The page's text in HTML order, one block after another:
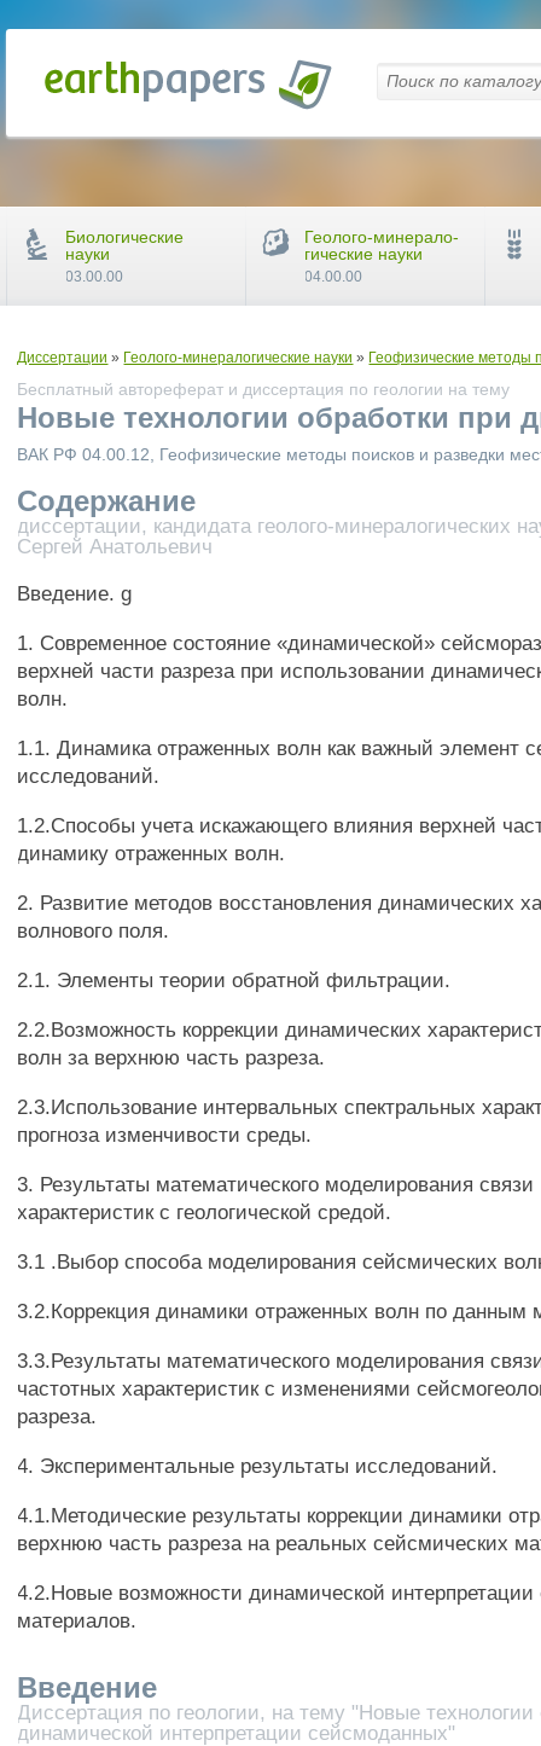
Диссертации » Геолого-минералогические науки » Геофизические методы
Бесплатный автореферат и диссертация по геологии на тему
Новые технологии обработки при
ВАК РФ 04.00.12, Геофизические методы поисков и разведки
Содержание
диссертации, кандидата геолого-минералогических
Сергей Анатольевич
Введение. g
1. Современное состояние «динамической»
верхней части разреза при использовании
волн.
1.1. Динамика отраженных волн как важный элемент
исследований.
1.2.Способы учета искажающего влияния верхней
динамику отраженных волн.
2. Развитие методов восстановления динамических
волнового поля.
2.1. Элементы теории обратной фильтрации.
2.2.Возможность коррекции динамических
волн за верхнюю часть разреза.
2.3.Использование интервальных спектральных
прогноза изменчивости среды.
3. Результаты математического моделирования
характеристик с геологической средой.
3.1 .Выбор способа моделирования сейсмических
3.2.Коррекция динамики отраженных волн по данным
3.3.Результаты математического моделирования
частотных характеристик с изменениями
разреза.
4. Экспериментальные результаты исследований.
4.1.Методические результаты коррекции динамики
верхнюю часть разреза на реальных сейсмических
4.2.Новые возможности динамической
материалов.
Введение
Диссертация по геологии, на тему "Новые технологии
динамической интерпретации сейсмоданных"
Биологические
науки
03.00.00
Геолого-минерало-
гические науки
04.00.00